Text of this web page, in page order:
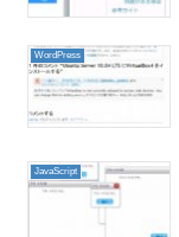
WordPress
JavaScript